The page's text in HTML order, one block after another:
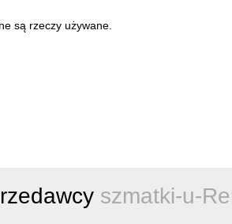
są rzeczy używane.
szmatki-u-